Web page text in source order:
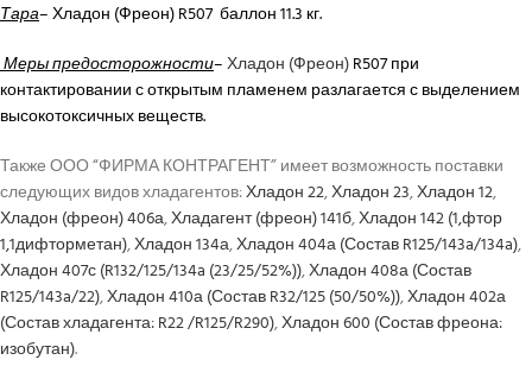
Тара– Хладон (Фреон) R507 баллон 11.3 кг.
Меры предосторожности–Хладон (Фреон)R507 при
контактировании с открытым пламенем разлагается с выделением
высокотоксичных веществ.
Также ООО “ФИРМА КОНТРАГЕНТ” имеет возможность поставки
следующих видов хладагентов:Хладон 22,Хладон 23,Хладон 12,
Хладон (фреон) 406а,Хладагент (фреон) 141б,Хладон 142 (1,фтор
1,1дифторметан),Хладон 134а,Хладон 404а (Состав R125/143a/134a),
Хладон 407с (R132/125/134a (23/25/52%)),Хладон 408а (Состав
R125/143a/22),Хладон 410а (Состав R32/125 (50/50%)),Хладон 402а
(Состав хладагента: R22 /R125/R290),Хладон 600 (Состав фреона:
изобутан).